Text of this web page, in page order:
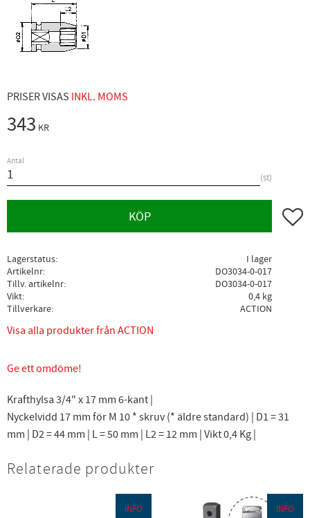
PRISER VISAS INKL. MOMS
343 KR
Antal
st
KÖP Lägg
Lagerstatus
I lager
Artikelnr
DO3034-0-017
Tillv. artikelnr
DO3034-0-017
Vikt
0,4 kg
Tillverkare
ACTION
Visa alla produkter från ACTION
Ge ett omdöme!
Krafthylsa 3/4" x 17 mm 6-kant |
Nyckelvidd 17 mm för M 10 * skruv (* äldre standard) | D1 = 31
mm | D2 = 44 mm | L = 50 mm | L2 = 12 mm | Vikt 0,4 Kg |
Relaterade produkter
INFO INFO